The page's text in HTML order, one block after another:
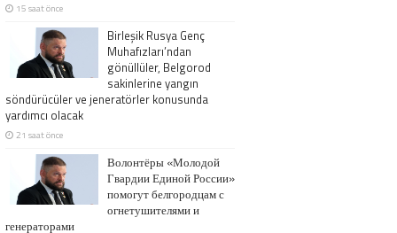
15 saat önce
Birleşik Rusya Genç
Muhafızları’ndan
gönüllüler, Belgorod
sakinlerine yangın
söndürücüler ve jeneratörler konusunda
yardımcı olacak
21 saat önce
Волонтёры «Молодой
Гвардии Единой России»
помогут белгородцам с
огнетушителями и
генераторами